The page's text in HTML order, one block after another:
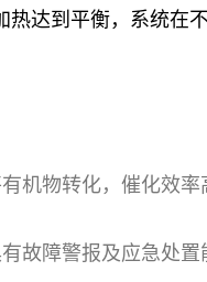
达到平衡，系统在
机物转化，催化效率
故障警报及应急处置